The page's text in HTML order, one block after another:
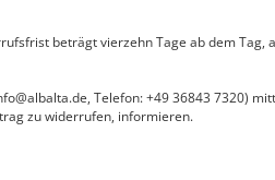
beträgt vierzehn Tage ab dem Tag,
Telefon: +49 36843 7320)
zu widerrufen, informieren.